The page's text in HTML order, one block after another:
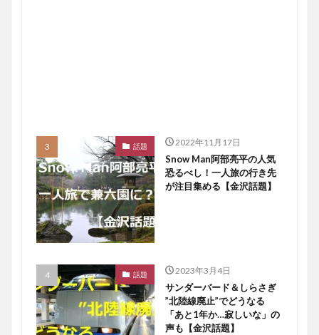
話題 2022年11月17日
Snow Man阿部亮平の人気
恐るべし！一人旅の行き先
が注目集める【金沢話題】
話題 2023年3月4日
サンダーバード＆しらさぎ
”北陸線廃止”でどうなる
「あと1年か…寂しいな」の
声も【金沢話題】